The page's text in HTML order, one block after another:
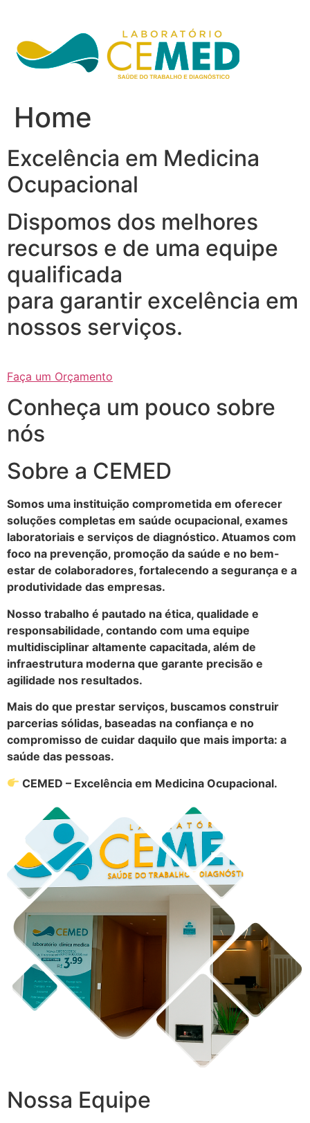
conteúdo
Home
Excelência em Medicina
Ocupacional
Dispomos dos melhores
recursos e de uma equipe
qualificada
para garantir excelência em
nossos serviços.
Faça um Orçamento
Conheça um pouco sobre
nós
Sobre a CEMED
Somos uma instituição comprometida em oferecer
soluções completas em saúde ocupacional, exames
laboratoriais e serviços de diagnóstico. Atuamos com
foco na prevenção, promoção da saúde e no bem-
estar de colaboradores, fortalecendo a segurança e a
produtividade das empresas.
Nosso trabalho é pautado na ética, qualidade e
responsabilidade, contando com uma equipe
multidisciplinar altamente capacitada, além de
infraestrutura moderna que garante precisão e
agilidade nos resultados.
Mais do que prestar serviços, buscamos construir
parcerias sólidas, baseadas na confiança e no
compromisso de cuidar daquilo que mais importa: a
saúde das pessoas.
CEMED – Excelência em Medicina Ocupacional.
Nossa Equipe